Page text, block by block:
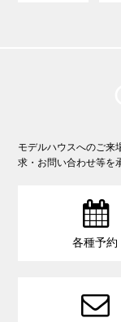
モデルハウスへのご来
求・お問い合わせ等を

各種予約
